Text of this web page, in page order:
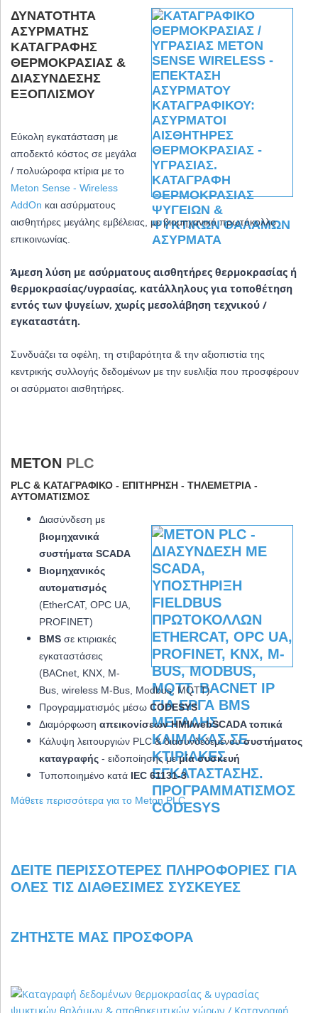
ΔΥΝΑΤΌΤΗΤΑ
ΑΣΎΡΜΑΤΗΣ
ΚΑΤΑΓΡΑΦΉΣ
ΘΕΡΜΟΚΡΑΣΊΑΣ &
ΔΙΑΣΎΝΔΕΣΗΣ
ΕΞΟΠΛΙΣΜΟΎ
Eύκολη εγκατάσταση με
αποδεκτό κόστος σε μεγάλα
/ πολυώροφα κτίρια με το
Meton Sense - Wireless
AddOn και ασύρματους
αισθητήρες μεγάλης εμβέλειας, με βιομηχανικό πρωτόκολλο
επικοινωνίας.
Άμεση λύση με ασύρματους αισθητήρες θερμοκρασίας ή
θερμοκρασίας/υγρασίας, κατάλληλους για τοποθέτηση
εντός των ψυγείων, χωρίς μεσολάβηση τεχνικού /
εγκαταστάτη.
Συνδυάζει τα οφέλη, τη στιβαρότητα & την αξιοπιστία της
κεντρικής συλλογής δεδομένων με την ευελιξία που προσφέρουν
οι ασύρματοι αισθητήρες.
METON PLC
PLC & ΚΑΤΑΓΡΑΦΙΚΌ - ΕΠΙΤΉΡΗΣΗ - ΤΗΛΕΜΕΤΡΊΑ -
ΑΥΤΟΜΑΤΙΣΜΌΣ
Διασύνδεση με
βιομηχανικά
συστήματα SCADA
Βιομηχανικός
αυτοματισμός
(EtherCAT, OPC UA,
PROFINET)
BMS σε κτιριακές
εγκαταστάσεις
(BACnet, KNX, M-
Bus, wireless M-Bus, Modbus, MQTT)
Προγραμματισμός μέσω CODESYS
Διαμόρφωση απεικονίσεων HMI/webSCADA τοπικά
Κάλυψη λειτουργιών PLC & διασυνδεδεμένουσυστήματος
καταγραφής - ειδοποίησης μεμία συσκευή
Τυποποιημένο κατά IEC 61131-3
Μάθετε περισσότερα για το Meton PLC
ΔΕΊΤΕ ΠΕΡΙΣΣΌΤΕΡΕΣ ΠΛΗΡΟΦΟΡΊΕΣ ΓΙΑ
ΌΛΕΣ ΤΙΣ ΔΙΑΘΈΣΙΜΕΣ ΣΥΣΚΕΥΈΣ
ΖΗΤΉΣΤΕ ΜΑΣ ΠΡΟΣΦΟΡΆ